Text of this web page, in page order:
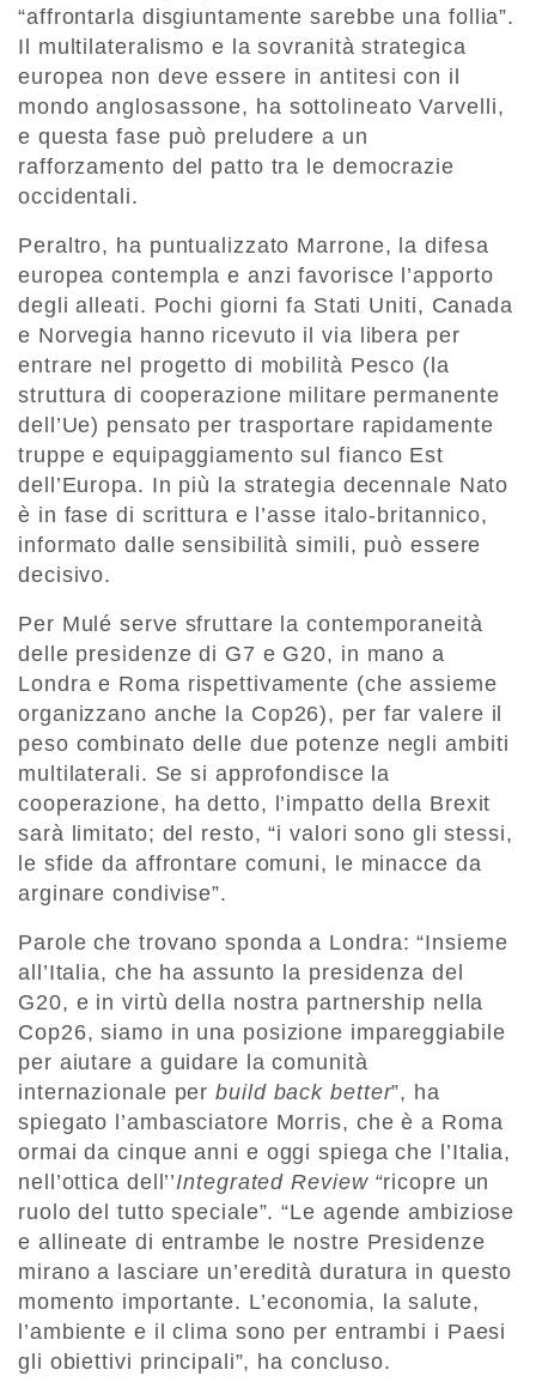
“affrontarla disgiuntamente sarebbe una follia”.
Il multilateralismo e la sovranità strategica
europea non deve essere in antitesi con il
mondo anglosassone, ha sottolineato Varvelli,
e questa fase può preludere a un
rafforzamento del patto tra le democrazie
occidentali.
Peraltro, ha puntualizzato Marrone, la difesa
europea contempla e anzi favorisce l’apporto
degli alleati. Pochi giorni fa Stati Uniti, Canada
e Norvegia hanno ricevuto il via libera per
entrare nel progetto di mobilità Pesco (la
struttura di cooperazione militare permanente
dell’Ue) pensato per trasportare rapidamente
truppe e equipaggiamento sul fianco Est
dell’Europa. In più la strategia decennale Nato
è in fase di scrittura e l’asse italo-britannico,
informato dalle sensibilità simili, può essere
decisivo.
Per Mulé serve sfruttare la contemporaneità
delle presidenze di G7 e G20, in mano a
Londra e Roma rispettivamente (che assieme
organizzano anche la Cop26), per far valere il
peso combinato delle due potenze negli ambiti
multilaterali. Se si approfondisce la
cooperazione, ha detto, l’impatto della Brexit
sarà limitato; del resto, “i valori sono gli stessi,
le sfide da affrontare comuni, le minacce da
arginare condivise”.
Parole che trovano sponda a Londra: “Insieme
all’Italia, che ha assunto la presidenza del
G20, e in virtù della nostra partnership nella
Cop26, siamo in una posizione impareggiabile
per aiutare a guidare la comunità
internazionale perbuild back better”, ha
spiegato l’ambasciatore Morris, che è a Roma
ormai da cinque anni e oggi spiega che l’Italia,
nell’ottica dell’’Integrated Review “ricopre un
ruolo del tutto speciale”. “Le agende ambiziose
e allineate di entrambe le nostre Presidenze
mirano a lasciare un’eredità duratura in questo
momento importante. L’economia, la salute,
l’ambiente e il clima sono per entrambi i Paesi
gli obiettivi principali”, ha concluso.